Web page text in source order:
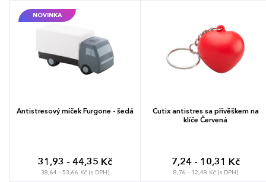
NOVINKA
Antistresový míček Furgone - šedá
31,93 - 44,35 Kč
38,64 - 53,66 Kč (s DPH)
Cutix antistres sa přívěškem na
klíče Červená
7,24 - 10,31 Kč
8,76 - 12,48 Kč (s DPH)